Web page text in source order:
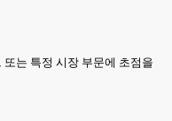
는 특정 시장 부문에 초점을